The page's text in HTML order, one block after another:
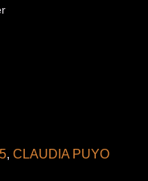
, CLAUDIA PUYO